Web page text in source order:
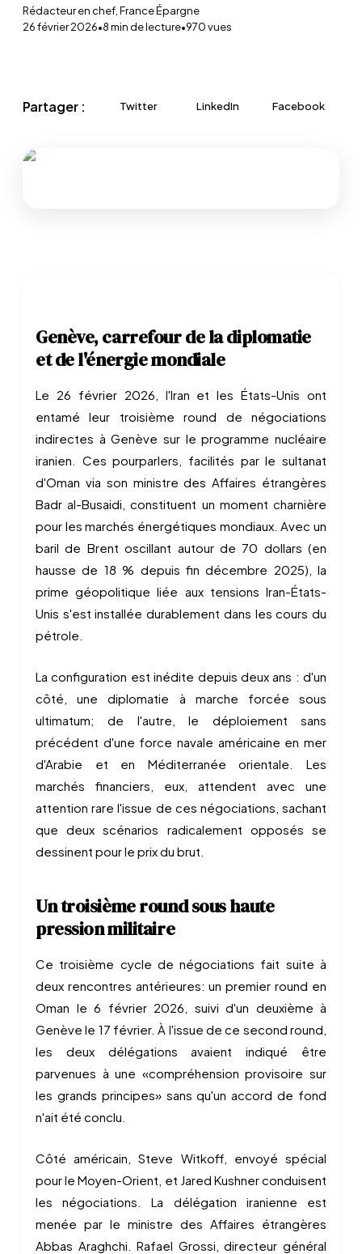
Rédacteur en chef, France Épargne
26 février 2026•8min de lecture•970vues
Partager : Twitter LinkedIn Facebook
Genève, carrefour de la diplomatie
et de l'énergie mondiale
Le 26 février 2026, l'Iran et les États-Unis ont
entamé leur troisième round de négociations
indirectes à Genève sur le programme nucléaire
iranien. Ces pourparlers, facilités par le sultanat
d'Oman via son ministre des Affaires étrangères
Badr al-Busaidi, constituent un moment charnière
pour les marchés énergétiques mondiaux. Avec un
baril de Brent oscillant autour de 70 dollars (en
hausse de 18 % depuis fin décembre 2025), la
prime géopolitique liée aux tensions Iran-États-
Unis s'est installée durablement dans les cours du
pétrole.
La configuration est inédite depuis deux ans : d'un
côté, une diplomatie à marche forcée sous
ultimatum; de l'autre, le déploiement sans
précédent d'une force navale américaine en mer
d'Arabie et en Méditerranée orientale. Les
marchés financiers, eux, attendent avec une
attention rare l'issue de ces négociations, sachant
que deux scénarios radicalement opposés se
dessinent pour le prix du brut.
Un troisième round sous haute
pression militaire
Ce troisième cycle de négociations fait suite à
deux rencontres antérieures: un premier round en
Oman le 6 février 2026, suivi d'un deuxième à
Genève le 17 février. À l'issue de ce second round,
les deux délégations avaient indiqué être
parvenues à une «compréhension provisoire sur
les grands principes» sans qu'un accord de fond
n'ait été conclu.
Côté américain, Steve Witkoff, envoyé spécial
pour le Moyen-Orient, et Jared Kushner conduisent
les négociations. La délégation iranienne est
menée par le ministre des Affaires étrangères
Abbas Araghchi. Rafael Grossi, directeur général